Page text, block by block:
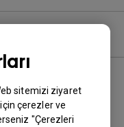
sitemizi ziyaret
çerezler ve
"Çerezleri